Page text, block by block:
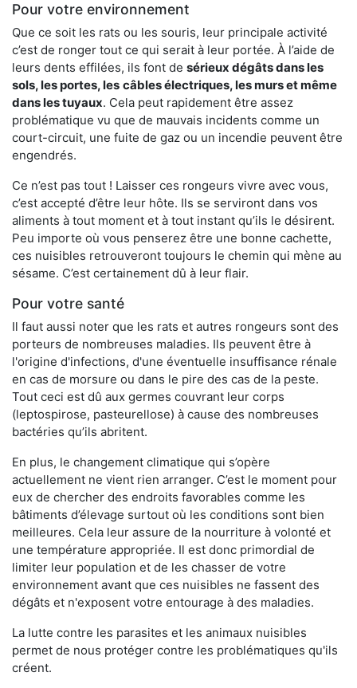
Pour votre environnement
Que ce soit les rats ou les souris, leur principale activité
c’est de ronger tout ce qui serait à leur portée. À l’aide de
leurs dents effilées, ils font de sérieux dégâts dans les
sols, les portes, les câbles électriques, les murs et même
dans les tuyaux. Cela peut rapidement être assez
problématique vu que de mauvais incidents comme un
court-circuit, une fuite de gaz ou un incendie peuvent être
engendrés.
Ce n’est pas tout ! Laisser ces rongeurs vivre avec vous,
c’est accepté d’être leur hôte. Ils se serviront dans vos
aliments à tout moment et à tout instant qu’ils le désirent.
Peu importe où vous penserez être une bonne cachette,
ces nuisibles retrouveront toujours le chemin qui mène au
sésame. C’est certainement dû à leur flair.
Pour votre santé
Il faut aussi noter que les rats et autres rongeurs sont des
porteurs de nombreuses maladies. Ils peuvent être à
l'origine d'infections, d'une éventuelle insuffisance rénale
en cas de morsure ou dans le pire des cas de la peste.
Tout ceci est dû aux germes couvrant leur corps
(leptospirose, pasteurellose) à cause des nombreuses
bactéries qu’ils abritent.
En plus, le changement climatique qui s’opère
actuellement ne vient rien arranger. C’est le moment pour
eux de chercher des endroits favorables comme les
bâtiments d’élevage surtout où les conditions sont bien
meilleures. Cela leur assure de la nourriture à volonté et
une température appropriée. Il est donc primordial de
limiter leur population et de les chasser de votre
environnement avant que ces nuisibles ne fassent des
dégâts et n'exposent votre entourage à des maladies.
La lutte contre les parasites et les animaux nuisibles
permet de nous protéger contre les problématiques qu'ils
créent.